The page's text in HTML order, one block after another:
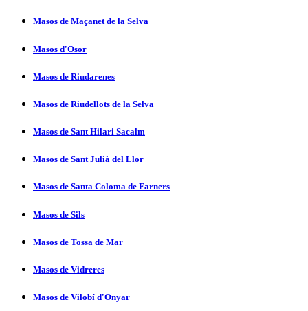
Masos de Maçanet de la Selva
Masos d'Osor
Masos de Riudarenes
Masos de Riudellots de la Selva
Masos de Sant Hilari Sacalm
Masos de Sant Julià del Llor
Masos de Santa Coloma de Farners
Masos de Sils
Masos de Tossa de Mar
Masos de Vidreres
Masos de Vilobí d'Onyar